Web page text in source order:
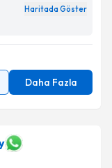
Haritada Göster
Daha Fazla